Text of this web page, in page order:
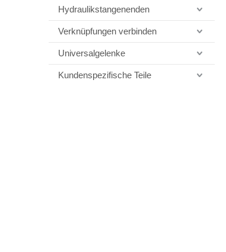
Hydraulikstangenenden
Verknüpfungen verbinden
Universalgelenke
Kundenspezifische Teile